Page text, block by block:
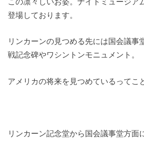
登場しております。
リンカーンの見つめる先には国会議事
戦記念碑やワシントンモニュメント。
アメリカの将来を見つめているってこ
リンカーン記念堂から国会議事堂方面